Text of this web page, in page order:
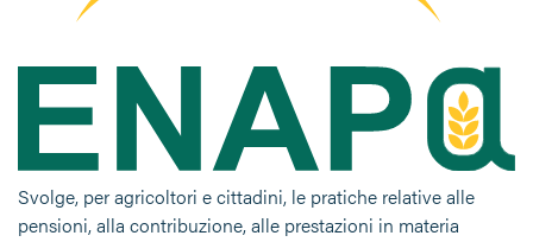
Svolge, per agricoltori e cittadini, le pratiche relative alle
pensioni, alla contribuzione, alle prestazioni in materia